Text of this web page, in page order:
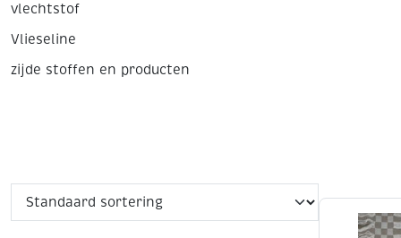
vlechtstof
Vlieseline
zijde stoffen en producten